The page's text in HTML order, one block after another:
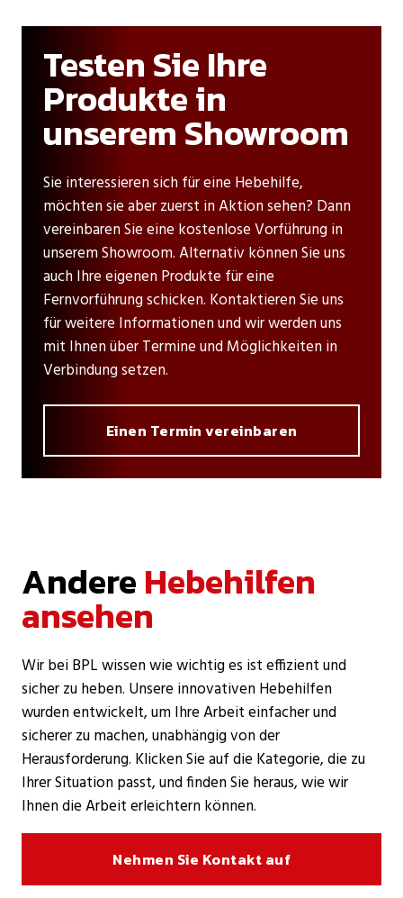
Testen Sie Ihre
Produkte in
unserem Showroom
Sie interessieren sich für eine Hebehilfe,
möchten sie aber zuerst in Aktion sehen? Dann
vereinbaren Sie eine kostenlose Vorführung in
unserem Showroom. Alternativ können Sie uns
auch Ihre eigenen Produkte für eine
Fernvorführung schicken. Kontaktieren Sie uns
für weitere Informationen und wir werden uns
mit Ihnen über Termine und Möglichkeiten in
Verbindung setzen.
Einen Termin vereinbaren
AndereHebehilfen
ansehen
Wir bei BPL wissen wie wichtig es ist effizient und
sicher zu heben. Unsere innovativen Hebehilfen
wurden entwickelt, um Ihre Arbeit einfacher und
sicherer zu machen, unabhängig von der
Herausforderung. Klicken Sie auf die Kategorie, die zu
Ihrer Situation passt, und finden Sie heraus, wie wir
Ihnen die Arbeit erleichtern können.
Nehmen Sie Kontakt auf